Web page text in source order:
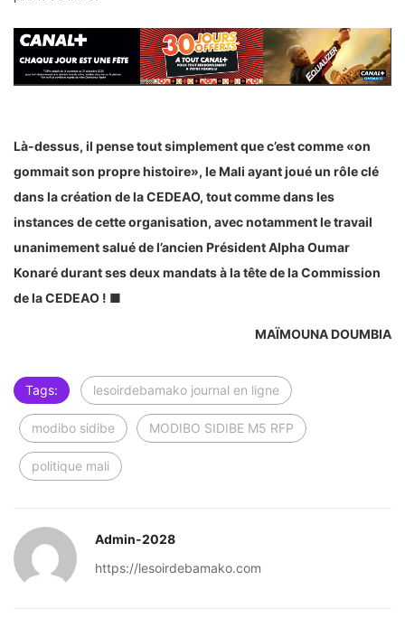
Là-dessus, il pense tout simplement que c’est comme «on
gommait son propre histoire», le Mali ayant joué un rôle clé
dans la création de la CEDEAO, tout comme dans les
instances de cette organisation, avec notamment le travail
unanimement salué de l’ancien Président Alpha Oumar
Konaré durant ses deux mandats à la tête de la Commission
de la CEDEAO ! ■
MAÏMOUNA DOUMBIA
Tags: lesoirdebamako journal en ligne
modibo sidibe MODIBO SIDIBE M5 RFP
politique mali
Admin-2028
https://lesoirdebamako.com